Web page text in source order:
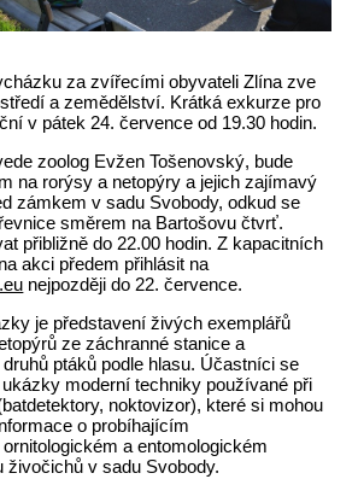
za zvířecími obyvateli Zlína zve
a zemědělství. Krátká exkurze pro
v pátek 24. července od 19.30 hodin.
zoolog Evžen Tošenovský, bude
na rorýsy a netopýry a jejich zajímavý
zámkem v sadu Svobody, odkud se
směrem na Bartošovu čtvrť.
přibližně do 22.00 hodin. Z kapacitních
akci předem přihlásit na
nejpozději do 22. července.
je představení živých exemplářů
ze záchranné stanice a
ptáků podle hlasu. Účastníci se
moderní techniky používané při
noktovizor), které si mohou
o probíhajícím
a entomologickém
živočichů v sadu Svobody.